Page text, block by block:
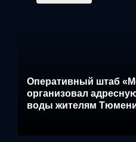
Оперативный штаб
организовал
воды жителям